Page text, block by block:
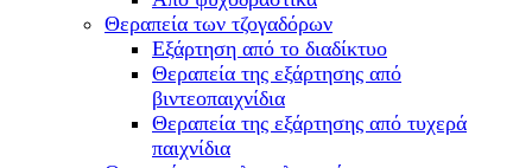
Θεραπεία των τζογαδόρων
Εξάρτηση από το διαδίκτυο
Θεραπεία της εξάρτησης από
βιντεοπαιχνίδια
Θεραπεία της εξάρτησης από τυχερά
παιχνίδια